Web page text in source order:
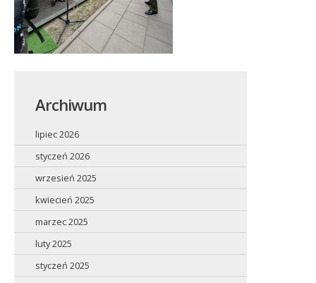
Archiwum
lipiec 2026
styczeń 2026
wrzesień 2025
kwiecień 2025
marzec 2025
luty 2025
styczeń 2025